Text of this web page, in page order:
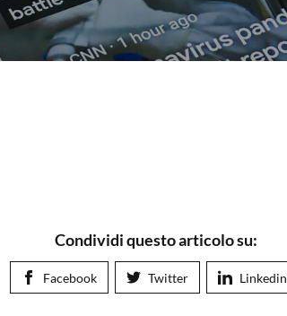
Condividi questo articolo su:
Facebook Twitter Linkedin